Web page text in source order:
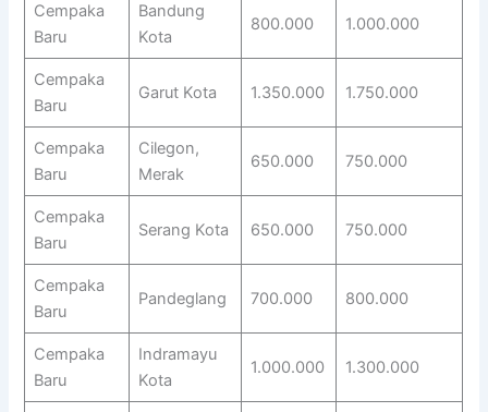
Cempaka
Baru
Bandung
Kota
800.000 1.000.000
Cempaka
Baru
Garut Kota 1.350.000 1.750.000
Cempaka
Baru
Cilegon,
Merak
650.000 750.000
Cempaka
Baru
Serang Kota 650.000 750.000
Cempaka
Baru
Pandeglang 700.000 800.000
Cempaka
Baru
Indramayu
Kota
1.000.000 1.300.000